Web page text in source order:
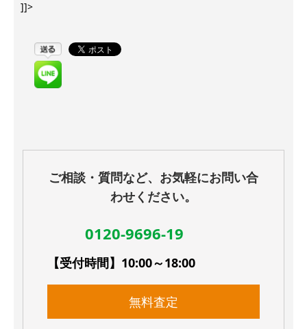
]]>
ご相談・質問など、お気軽にお問い合
わせください。
0120-9696-19
【受付時間】10:00～18:00
無料査定